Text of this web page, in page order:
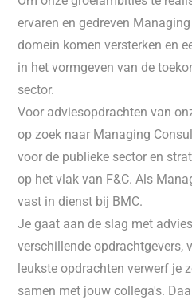
ervaren en gedreven
domein komen versterken en
in het vormgeven van de
sector.
Voor adviesopdrachten van
op zoek naar Managing
voor de publieke sector en
op het vlak van F&C. Als
vast in dienst bij BMC.
Je gaat aan de slag met
verschillende opdrachtgevers,
leukste opdrachten verwerf je
samen met jouw collega's.